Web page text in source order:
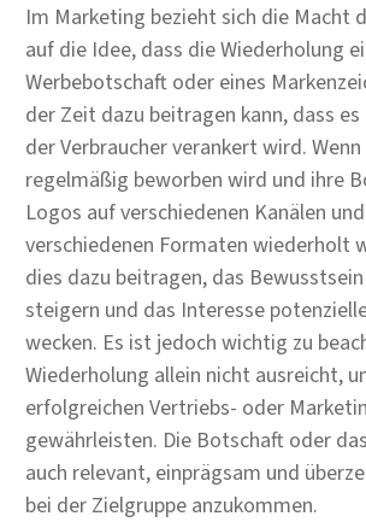
Im Marketing bezieht sich die Macht
auf die Idee, dass die Wiederholung
Werbebotschaft oder eines
der Zeit dazu beitragen kann, dass
der Verbraucher verankert wird.
regelmäßig beworben wird und ihre
Logos auf verschiedenen Kanälen
verschiedenen Formaten wiederholt
dies dazu beitragen, das
steigern und das Interesse
wecken. Es ist jedoch wichtig zu
Wiederholung allein nicht ausreicht,
erfolgreichen Vertriebs- oder
gewährleisten. Die Botschaft oder
auch relevant, einprägsam und
bei der Zielgruppe anzukommen.